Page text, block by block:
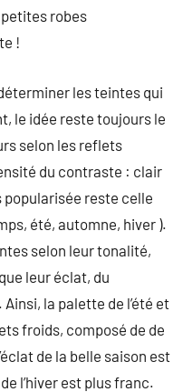
robes
!
les teintes qui
le idée reste toujours le
selon les reflets
du contraste : clair
popularisée reste celle
été, automne, hiver ).
selon leur tonalité,
leur éclat, du
la palette de l’été et
froids, composé de de
de la belle saison est
l’hiver est plus franc.